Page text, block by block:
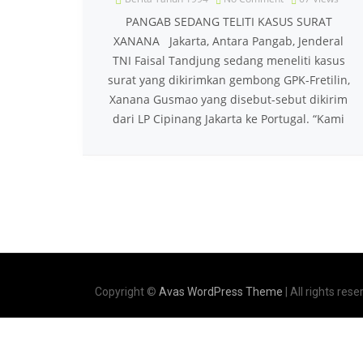
PANGAB SEDANG TELITI KASUS SURAT
XANANA Jakarta, Antara Pangab, Jenderal
TNI Faisal Tandjung sedang meneliti kasus
surat yang dikirimkan gembong GPK-Fretilin,
Xanana Gusmao yang disebut-sebut dikirim
dari LP Cipinang Jakarta ke Portugal. “Kami
Copyright © Avas WordPress Theme | All rights